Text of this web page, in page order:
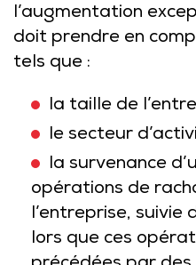
l’augmentation
doit prendre en
tels que :
la taille de
le secteur
la survenance
opérations de
l’entreprise, suivie
lors que ces